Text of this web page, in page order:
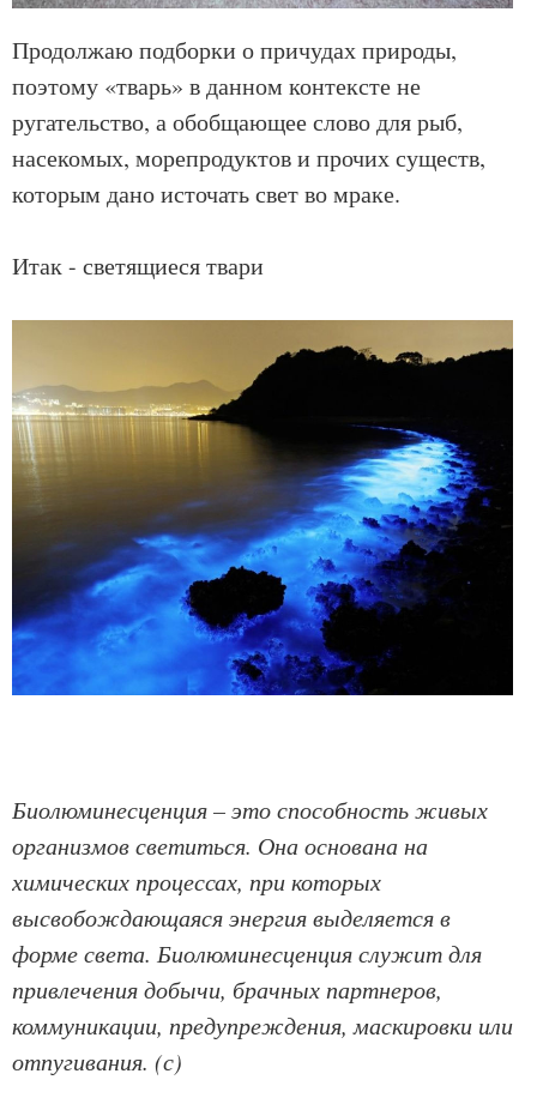
Продолжаю подборки о причудах природы,
поэтому «тварь» в данном контексте не
ругательство, а обобщающее слово для рыб,
насекомых, морепродуктов и прочих существ,
которым дано источать свет во мраке.
Итак - светящиеся твари
Биолюминесценция – это способность живых
организмов светиться. Она основана на
химических процессах, при которых
высвобождающаяся энергия выделяется в
форме света. Биолюминесценция служит для
привлечения добычи, брачных партнеров,
коммуникации, предупреждения, маскировки или
отпугивания. (с)